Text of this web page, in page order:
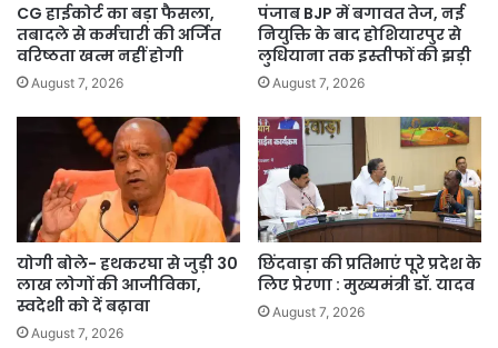
CG हाईकोर्ट का बड़ा फैसला,
तबादले से कर्मचारी की अर्जित
वरिष्ठता खत्म नहीं होगी
August 7, 2026
पंजाब BJP में बगावत तेज, नई
नियुक्ति के बाद होशियारपुर से
लुधियाना तक इस्तीफों की झड़ी
August 7, 2026
योगी बोले- हथकरघा से जुड़ी 30
लाख लोगों की आजीविका,
स्वदेशी को दें बढ़ावा
August 7, 2026
छिंदवाड़ा की प्रतिभाएं पूरे प्रदेश के
लिए प्रेरणा : मुख्यमंत्री डॉ. यादव
August 7, 2026